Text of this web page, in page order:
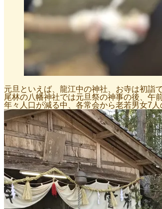
元旦といえば、龍江中の神社、お寺は初詣
尾林の八幡神社では元旦祭の神事の後、午
年々人口が減る中、各常会から老若男女7人